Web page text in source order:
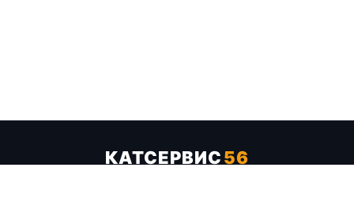
КАТСЕРВИС56